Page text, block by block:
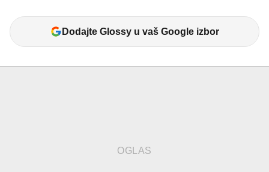
Dodajte Glossy u vaš Google izbor